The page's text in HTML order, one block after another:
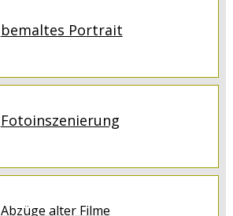
bemaltes Portrait
Fotoinszenierung
Abzüge alter Filme